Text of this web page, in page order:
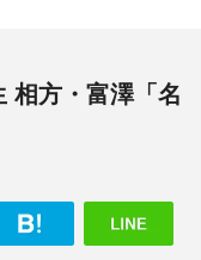
e
相方・富澤「名